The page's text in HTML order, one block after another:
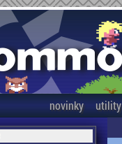
novinky utility